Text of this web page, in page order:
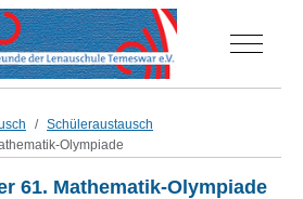
Off-
Schüleraustausch
Olympiade
61. Mathematik-Olympiade